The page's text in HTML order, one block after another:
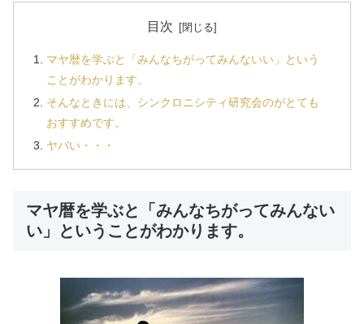
目次
マヤ暦を学ぶと「みんなちがってみんないい」という
ことがわかります。
そんなときには、シンクロニシティ研究会のがとても
おすすめです。
ヤバい・・・
マヤ暦を学ぶと「みんなちがってみんない
い」ということがわかります。